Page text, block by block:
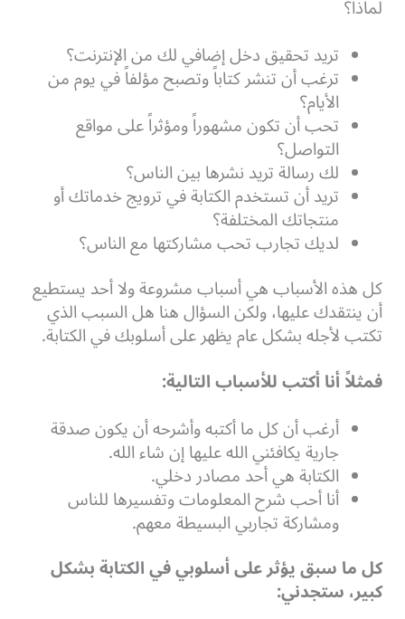
لماذا؟
تريد تحقيق دخل إضافي لك من الإنترنت؟
ترغب أن تنشر كتاباً وتصبح مؤلفاً في يوم من
الأيام؟
تحب أن تكون مشهوراً ومؤثراً على مواقع
التواصل؟
لك رسالة تريد نشرها بين الناس؟
تريد أن تستخدم الكتابة في ترويج خدماتك أو
منتجاتك المختلفة؟
لديك تجارب تحب مشاركتها مع الناس؟
كل هذه الأسباب هي أسباب مشروعة ولا أحد يستطيع
أن ينتقدك عليها، ولكن السؤال هنا هل السبب الذي
تكتب لأجله بشكل عام يظهر على أسلوبك في الكتابة.
فمثلاً أنا أكتب للأسباب التالية:
أرغب أن كل ما أكتبه وأشرحه أن يكون صدقة
جارية يكافئني الله عليها إن شاء الله.
الكتابة هي أحد مصادر دخلي.
أنا أحب شرح المعلومات وتفسيرها للناس
ومشاركة تجاربي البسيطة معهم.
كل ما سبق يؤثر على أسلوبي في الكتابة بشكل
كبير، ستجدني: